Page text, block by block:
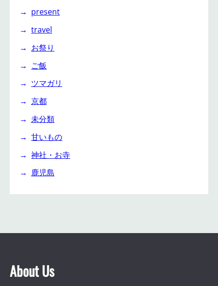
present
travel
お祭り
ご飯
ツマガリ
京都
未分類
甘いもの
神社・お寺
鹿児島
About Us